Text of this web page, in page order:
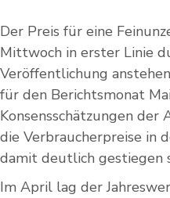
Der Preis für eine
Mittwoch in erster Linie
Veröffentlichung
für den Berichtsmonat
Konsensschätzungen
die Verbraucherpreise in
damit deutlich gestiegen
Im April lag der